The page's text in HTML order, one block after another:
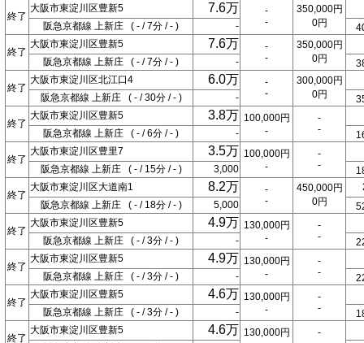
終了
大阪市東淀川区豊新5 7.6万
-
-
350,000円
0円
阪急京都線 上新庄 ( - / 7分 / - ) -
終了
大阪市東淀川区豊新5 7.6万
-
-
350,000円
0円
阪急京都線 上新庄 ( - / 7分 / - ) -
終了
大阪市東淀川区北江口4 6.0万
-
-
300,000円
0円
阪急京都線 上新庄 ( - / 30分 / - ) -
終了
大阪市東淀川区豊新5 3.8万 100,000円
-
-
-
阪急京都線 上新庄 ( - / 6分 / - ) -
終了
大阪市東淀川区豊里7 3.5万 100,000円
-
-
-
阪急京都線 上新庄 ( - / 15分 / - ) 3,000
終了
大阪市東淀川区大道南1 8.2万
-
-
450,000円
0円
阪急京都線 上新庄 ( - / 18分 / - )
5,000
終了
大阪市東淀川区豊新5 4.9万 130,000円
-
-
-
阪急京都線 上新庄 ( - / 3分 / - ) -
終了
大阪市東淀川区豊新5 4.9万 130,000円
-
-
-
阪急京都線 上新庄 ( - / 3分 / - ) -
終了
大阪市東淀川区豊新5 4.6万 130,000円
-
-
-
阪急京都線 上新庄 ( - / 3分 / - ) -
終了
大阪市東淀川区豊新5 4.6万 130,000円
-